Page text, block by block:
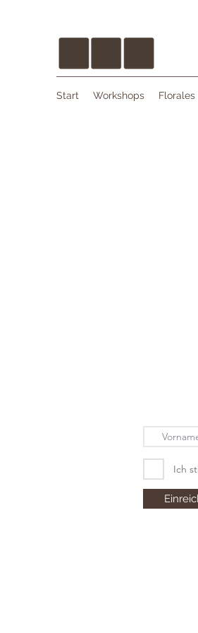
Start Workshops Florales
Ich